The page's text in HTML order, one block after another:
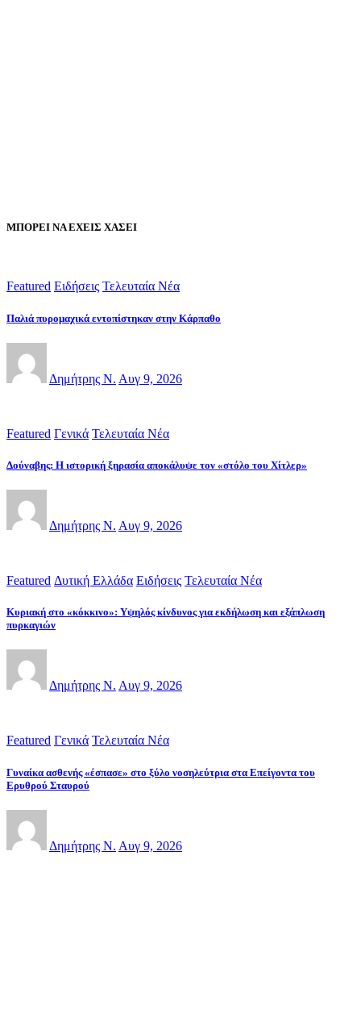
ΜΠΟΡΕΙ ΝΑ ΕΧΕΙΣ ΧΑΣΕΙ
Featured Ειδήσεις Τελευταία Νέα
Παλιά πυρομαχικά εντοπίστηκαν στην Κάρπαθο
Δημήτρης Ν. Αυγ 9, 2026
Featured Γενικά Τελευταία Νέα
Δούναβης: Η ιστορική ξηρασία αποκάλυψε τον «στόλο του Χίτλερ»
Δημήτρης Ν. Αυγ 9, 2026
Featured Δυτική Ελλάδα Ειδήσεις Τελευταία Νέα
Κυριακή στο «κόκκινο»: Υψηλός κίνδυνος για εκδήλωση και εξάπλωση
πυρκαγιών
Δημήτρης Ν. Αυγ 9, 2026
Featured Γενικά Τελευταία Νέα
Γυναίκα ασθενής «έσπασε» στο ξύλο νοσηλεύτρια στα Επείγοντα του
Ερυθρού Σταυρού
Δημήτρης Ν. Αυγ 9, 2026